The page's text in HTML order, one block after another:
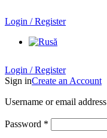
Login / Register
Login / Register
Sign inCreate an Account
Username or email address
Password *